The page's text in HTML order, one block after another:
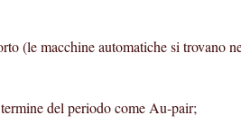
(le macchine automatiche si trovano
del periodo come Au-pair;